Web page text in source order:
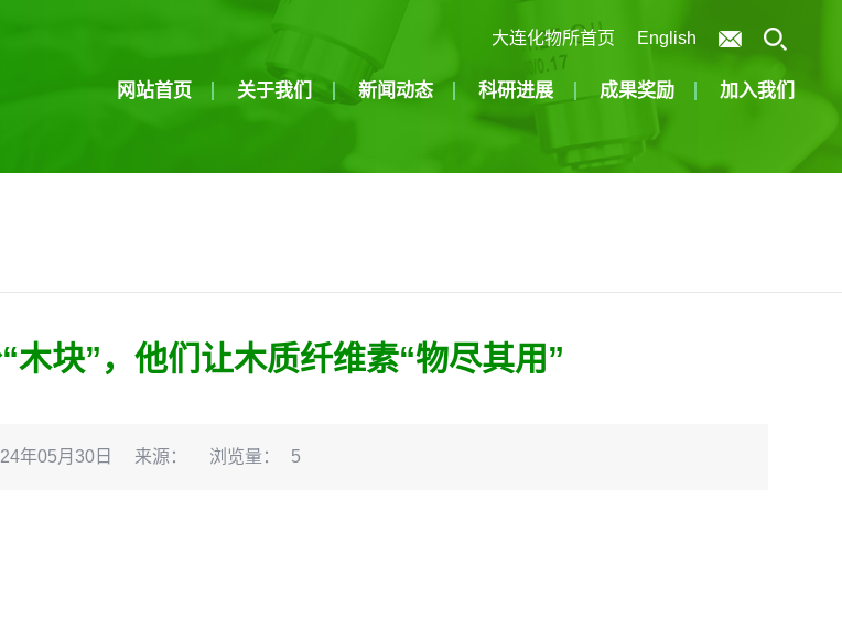
大连化物所首页 English
网站首页 关于我们 新闻动态 科研进展 成果奖励 加入我们
木块”，他们让木质纤维素“物尽其用”
年05月30日 来源： 浏览量： 5